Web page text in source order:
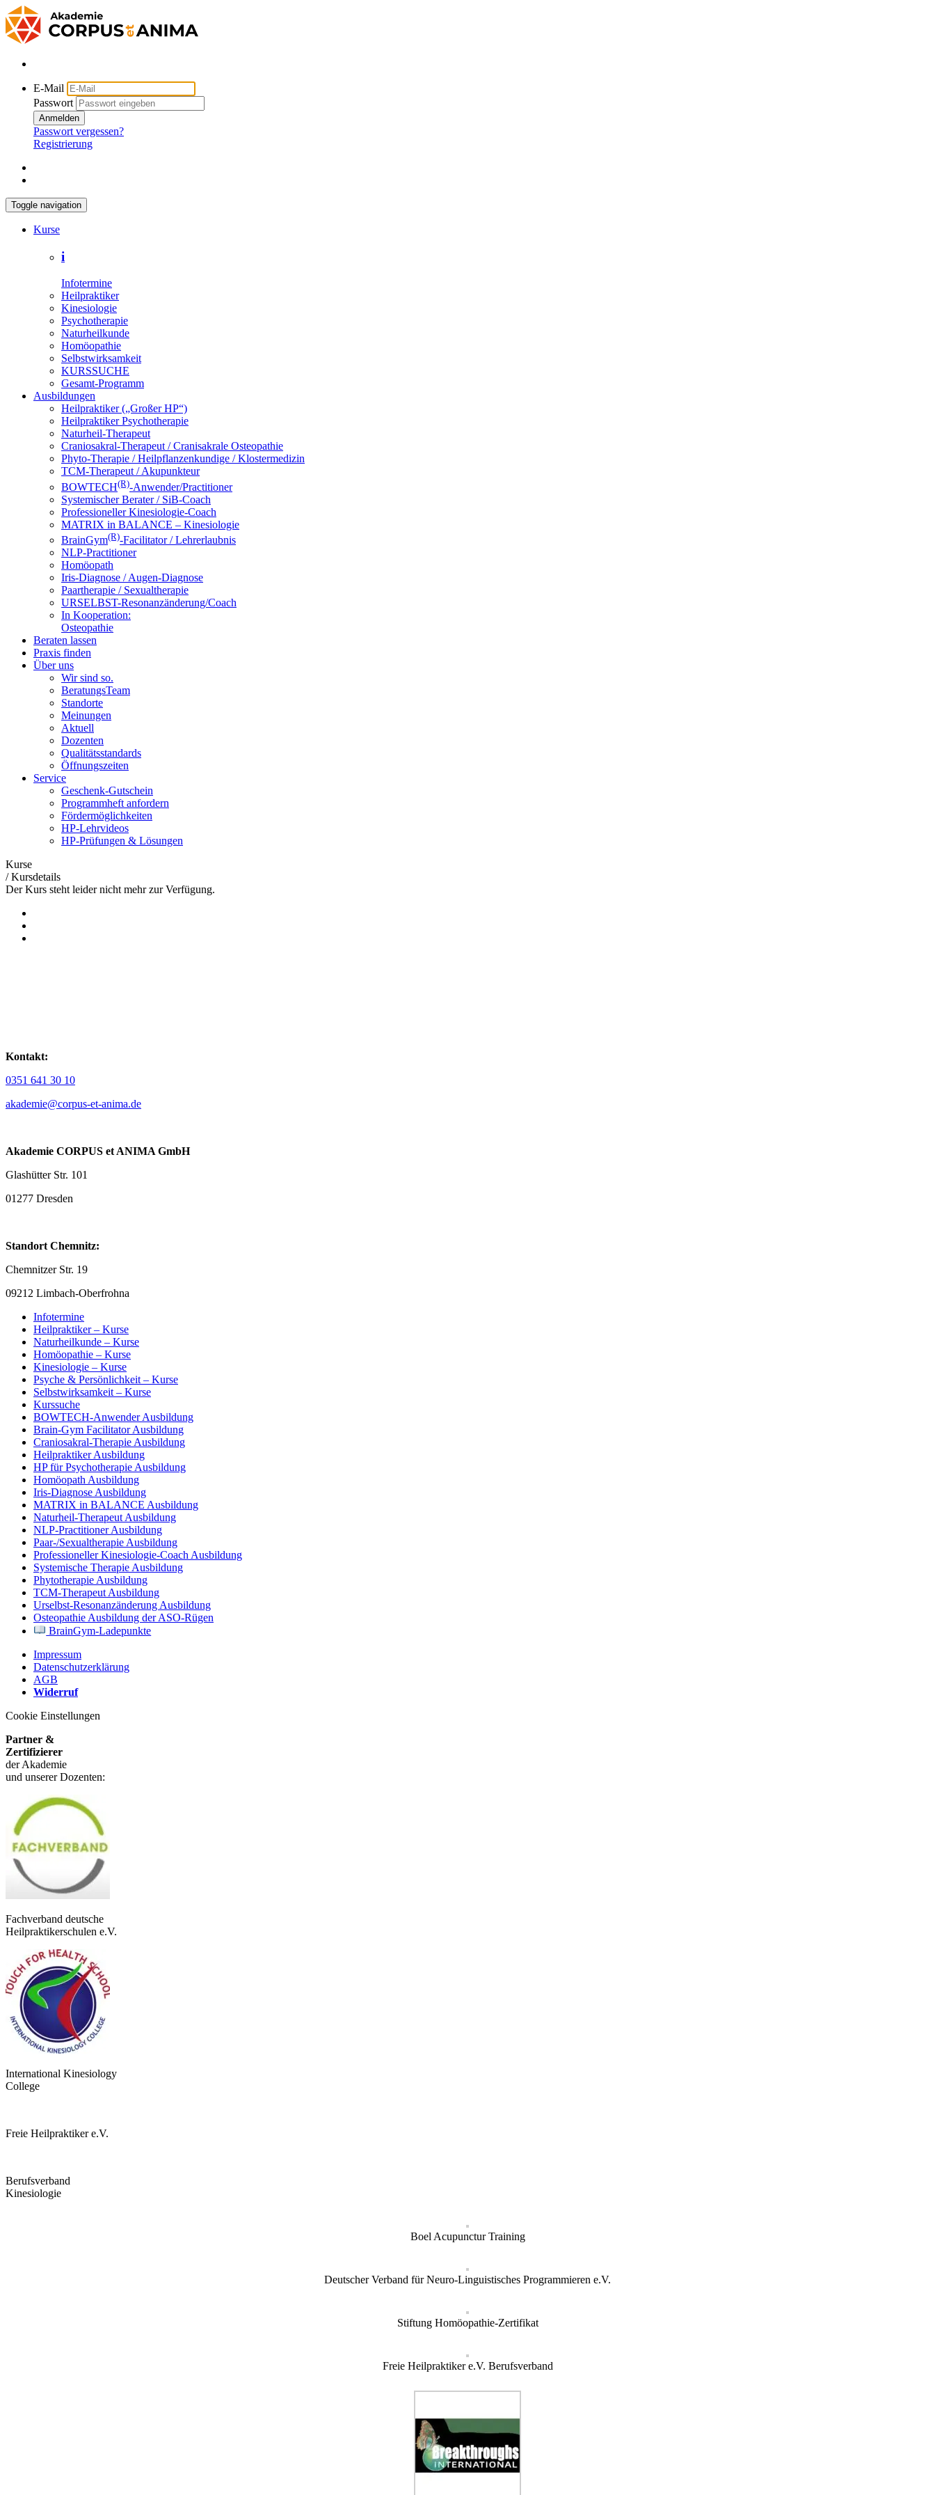
E-Mail
Passwort
Anmelden
Passwort vergessen?
Registrierung
Toggle navigation
Kurse
i
Infotermine
Heilpraktiker
Kinesiologie
Psychotherapie
Naturheilkunde
Homöopathie
Selbstwirksamkeit
KURSSUCHE
Gesamt-Programm
Ausbildungen
Heilpraktiker („Großer HP“)
Heilpraktiker Psychotherapie
Naturheil-Therapeut
Craniosakral-Therapeut / Cranisakrale Osteopathie
Phyto-Therapie / Heilpflanzenkundige / Klostermedizin
TCM-Therapeut / Akupunkteur
BOWTECH(R)-Anwender/Practitioner
Systemischer Berater / SiB-Coach
Professioneller Kinesiologie-Coach
MATRIX in BALANCE – Kinesiologie
BrainGym(R)-Facilitator / Lehrerlaubnis
NLP-Practitioner
Homöopath
Iris-Diagnose / Augen-Diagnose
Paartherapie / Sexualtherapie
URSELBST-Resonanzänderung/Coach
In Kooperation:
Osteopathie
Beraten lassen
Praxis finden
Über uns
Wir sind so.
BeratungsTeam
Standorte
Meinungen
Aktuell
Dozenten
Qualitätsstandards
Öffnungszeiten
Service
Geschenk-Gutschein
Programmheft anfordern
Fördermöglichkeiten
HP-Lehrvideos
HP-Prüfungen & Lösungen
Kurse
/Kursdetails
Der Kurs steht leider nicht mehr zur Verfügung.
Kontakt:
0351 641 30 10
akademie@corpus-et-anima.de
Akademie CORPUS et ANIMA GmbH
Glashütter Str. 101
01277 Dresden
Standort Chemnitz:
Chemnitzer Str. 19
09212 Limbach-Oberfrohna
Infotermine
Heilpraktiker – Kurse
Naturheilkunde – Kurse
Homöopathie – Kurse
Kinesiologie – Kurse
Psyche & Persönlichkeit – Kurse
Selbstwirksamkeit – Kurse
Kurssuche
BOWTECH-Anwender Ausbildung
Brain-Gym Facilitator Ausbildung
Craniosakral-Therapie Ausbildung
Heilpraktiker Ausbildung
HP für Psychotherapie Ausbildung
Homöopath Ausbildung
Iris-Diagnose Ausbildung
MATRIX in BALANCE Ausbildung
Naturheil-Therapeut Ausbildung
NLP-Practitioner Ausbildung
Paar-/Sexualtherapie Ausbildung
Professioneller Kinesiologie-Coach Ausbildung
Systemische Therapie Ausbildung
Phytotherapie Ausbildung
TCM-Therapeut Ausbildung
Urselbst-Resonanzänderung Ausbildung
Osteopathie Ausbildung der ASO-Rügen
BrainGym-Ladepunkte
Impressum
Datenschutzerklärung
AGB
Widerruf
Cookie Einstellungen
Partner &
Zertifizierer
der Akademie
und unserer Dozenten:
Fachverband deutsche
Heilpraktikerschulen e.V.
International Kinesiology
College
Freie Heilpraktiker e.V.
Berufsverband
Kinesiologie
Boel Acupunctur Training
Deutscher Verband für Neuro-Linguistisches Programmieren e.V.
Stiftung Homöopathie-Zertifikat
Freie Heilpraktiker e.V. Berufsverband